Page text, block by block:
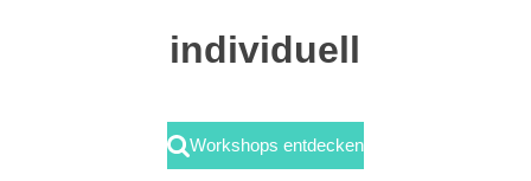
individuell
Workshops entdecken